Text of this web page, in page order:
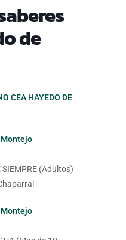
de
CEA HAYEDO DE
Montejo
SIEMPRE (Adultos)
Montejo